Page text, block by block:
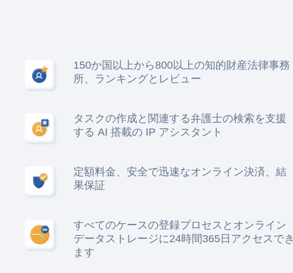
150か国以上から800以上の知的財産法律事務
所、ランキングとレビュー
タスクの作成と関連する弁護士の検索を支援
する AI 搭載の IP アシスタント
定額料金、安全で迅速なオンライン決済、結
果保証
すべてのケースの登録プロセスとオンライン
データストレージに24時間365日アクセスでき
ます